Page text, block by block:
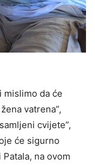
mislimo da će
vatrena”,
cvijete”,
će sigurno
na ovom